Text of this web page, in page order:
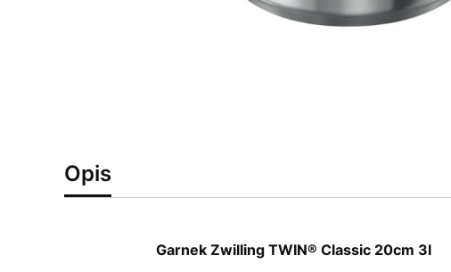
Opis
Garnek Zwilling TWIN® Classic 20cm 3l